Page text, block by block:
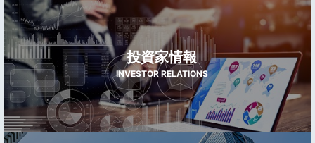
投資家情報
INVESTOR RELATIONS